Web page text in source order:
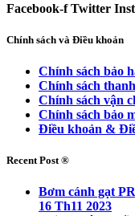
Facebook-f Twitter
Chính sách và Điều khoản
Chính sách bảo
Chính sách
Chính sách vận
Chính sách bảo
Điều khoản &
Recent Post ®
Bơm cánh gạt
16 Th11 2023